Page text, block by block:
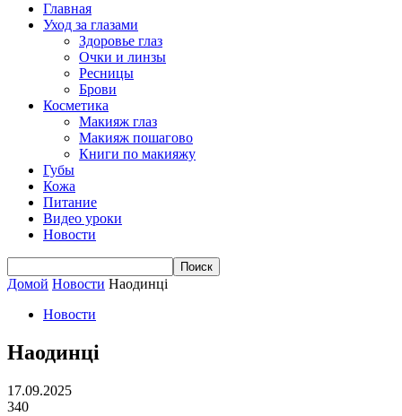
Главная
Уход за глазами
Здоровье глаз
Очки и линзы
Ресницы
Брови
Косметика
Макияж глаз
Макияж пошагово
Книги по макияжу
Губы
Кожа
Питание
Видео уроки
Новости
Домой Новости Наодинці
Новости
Наодинці
17.09.2025
340